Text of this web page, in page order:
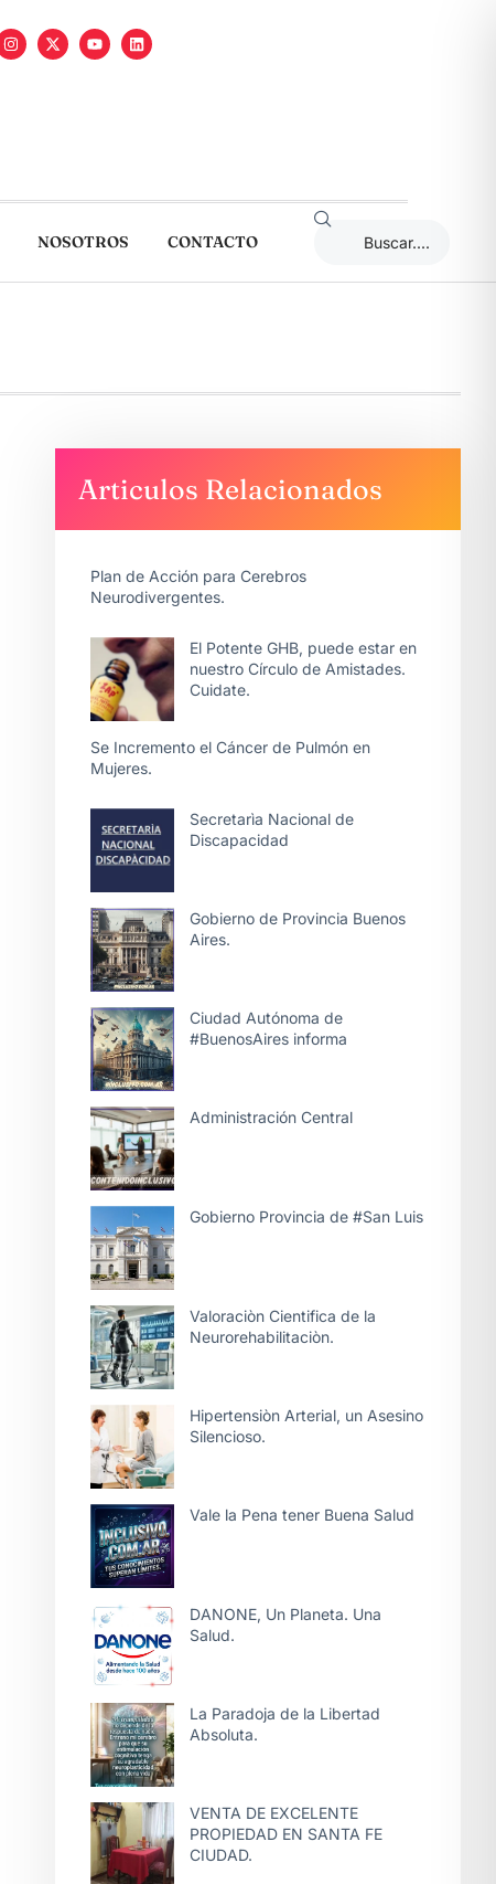
NOSOTROS CONTACTO
Articulos Relacionados
Plan de Acción para Cerebros
Neurodivergentes.
El Potente GHB, puede estar en
nuestro Círculo de Amistades.
Cuidate.
Se Incremento el Cáncer de Pulmón en
Mujeres.
Secretarìa Nacional de
Discapacidad
Gobierno de Provincia Buenos
Aires.
Ciudad Autónoma de
#BuenosAires informa
Administración Central
Gobierno Provincia de #San Luis
Valoraciòn Cientifica de la
Neurorehabilitaciòn.
Hipertensiòn Arterial, un Asesino
Silencioso.
Vale la Pena tener Buena Salud
DANONE, Un Planeta. Una
Salud.
La Paradoja de la Libertad
Absoluta.
VENTA DE EXCELENTE
PROPIEDAD EN SANTA FE
CIUDAD.